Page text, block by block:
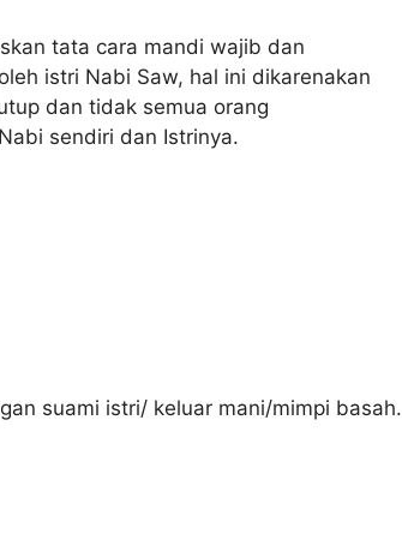
tata cara mandi wajib dan
istri Nabi Saw, hal ini dikarenakan
dan tidak semua orang
sendiri dan Istrinya.
suami istri/ keluar mani/mimpi basah.